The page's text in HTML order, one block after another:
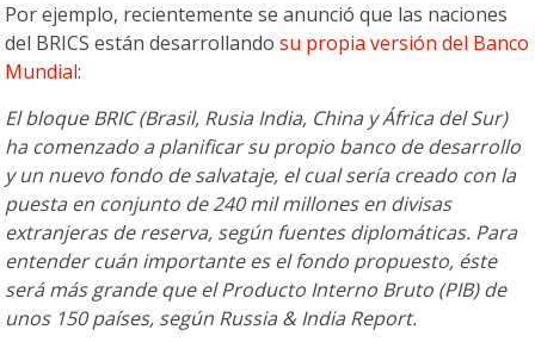
Por ejemplo, recientemente se anunció que las naciones
del BRICS están desarrollandosu propia versión del Banco
Mundial:
El bloque BRIC (Brasil, Rusia India, China y África del Sur)
ha comenzado a planificar su propio banco de desarrollo
y un nuevo fondo de salvataje, el cual sería creado con la
puesta en conjunto de 240 mil millones en divisas
extranjeras de reserva, según fuentes diplomáticas. Para
entender cuán importante es el fondo propuesto, éste
será más grande que el Producto Interno Bruto (PIB) de
unos 150 países, según Russia & India Report.